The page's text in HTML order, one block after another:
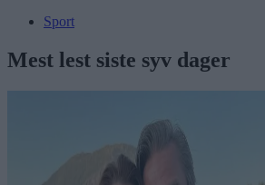
Sport
Mest lest siste syv dager